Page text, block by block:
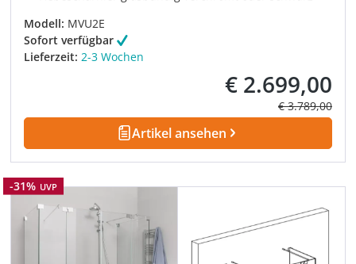
Modell: MVU2E
Sofort verfügbar
Lieferzeit: 2-3 Wochen
Verkaufspreis:
€ 2.699,00
Regulärer
€ 3.789,00
Artikel ansehen
Rabatt
-31% UVP